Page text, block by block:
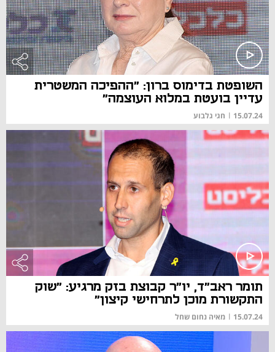
השופטת בדימוס ברון: "ההפיכה המשטרית
עדיין בועטת במלוא העוצמה"
15.07.24
| חגי גלבוע
תומר ראב"ד, יו"ר קבוצת בזק מרגיע: "שוק
התקשורת מוכן לתרחישי קיצון"
15.07.24
| מאיה נחום שחל